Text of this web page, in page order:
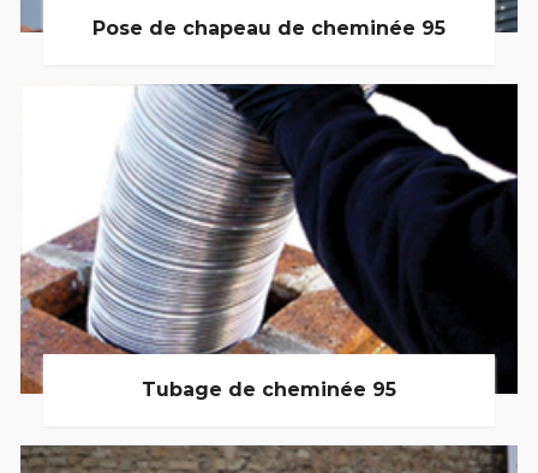
Pose de chapeau de cheminée 95
Tubage de cheminée 95